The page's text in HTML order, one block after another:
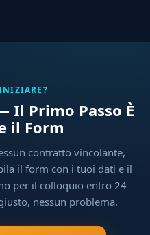
Il Primo Passo È
il Form
contratto vincolante,
il form con i tuoi dati e il
per il colloquio entro 24
nessun problema.